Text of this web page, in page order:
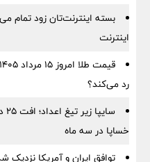
بسته اینترنت‌تان زود تمام
اینترنت
رد می‌کند؟
خساپا در سه ماه
توافق ایران و آمریکا نزدیک